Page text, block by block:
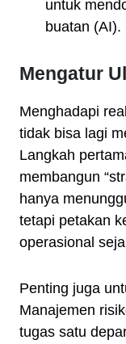
untuk
buatan (AI).
Mengatur
Menghadapi
tidak bisa lagi
Langkah
membangun
hanya
tetapi petakan
operasional
Penting juga
Manajemen
tugas satu